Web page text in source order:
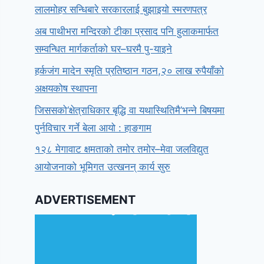
लालमोहर सन्धिबारे सरकारलाई बुझाइयो स्मरणपत्र
अब पाथीभरा मन्दिरको टीका प्रसाद पनि हुलाकमार्फत
सम्वन्धित मार्गकर्ताको घर–घरमै पु-याइने
हर्कजंग मादेन स्मृति प्रतिष्ठान गठन,२० लाख रुपैयाँको
अक्षयकोष स्थापना
जिससको‘क्षेत्राधिकार बृद्धि वा यथास्थितिमै’भन्ने बिषयमा
पुर्नविचार गर्ने बेला आयो : हाङगाम
१२८ मेगावाट क्षमताको तमोर तमोर–मेवा जलविद्युत
आयोजनाको भूमिगत उत्खनन् कार्य सुरु
ADVERTISEMENT